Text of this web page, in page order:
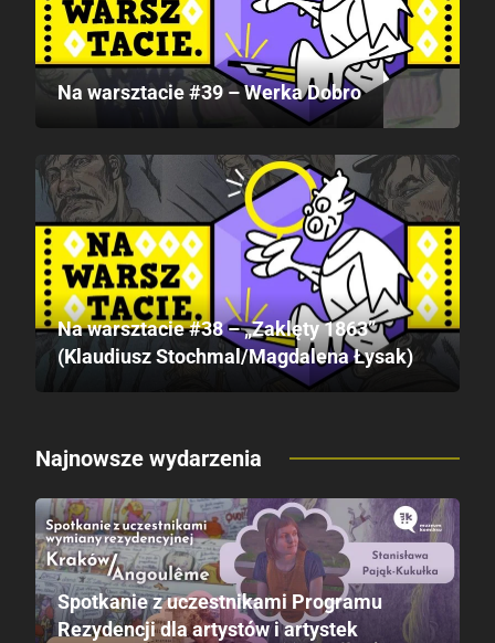
Na warsztacie #39 – Werka Dobro
Na warsztacie #38 – „Zaklęty 1863”
(Klaudiusz Stochmal/Magdalena Łysak)
Najnowsze wydarzenia
Spotkanie z uczestnikami Programu
Rezydencji dla artystów i artystek